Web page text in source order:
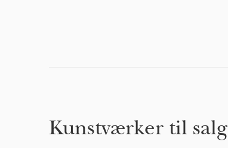
Kunstværker til salg